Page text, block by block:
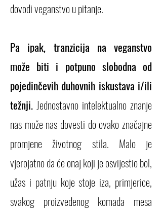
dovodi veganstvo u pitanje.
Pa ipak, tranzicija na veganstvo
može biti i potpuno slobodna od
pojedinčevih duhovnih iskustava i/ili
težnji. Jednostavno intelektualno znanje
nas može nas dovesti do ovako značajne
promjene životnog stila. Malo je
vjerojatno da će onaj koji je osvijestio bol,
užas i patnju koje stoje iza, primjerice,
svakog proizvedenog komada mesa